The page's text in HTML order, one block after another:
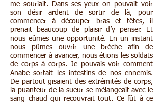
me souriait. Dans ses yeux on pouvait voir
son désir ardent de sortir de là, pour
commencer à découper bras et têtes, il
prenait beaucoup de plaisir d’y penser. Et
nous eûmes une opportunité. En un instant
nous pûmes ouvrir une brèche afin de
commencer à avancer, nous étions les soldats
de corps à corps. Je pouvais voir comment
Anabe sortait les intestins de nos ennemis.
De partout gisaient des extrémités de corps,
la puanteur de la sueur se mélangeait avec le
sang chaud qui recouvrait tout. Ce fût à ce